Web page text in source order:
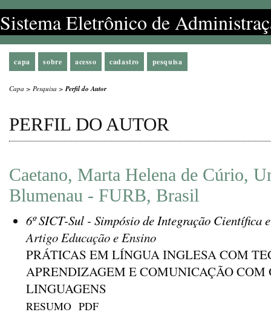
Sistema Eletrônico de
capa sobre acesso cadastro pesquisa
Capa > Pesquisa >Perfil do Autor
PERFIL DO AUTOR
Caetano, Marta Helena de Cúrio,
Blumenau - FURB, Brasil
6º SICT-Sul - Simpósio de Integração Científica
Artigo Educação e Ensino
PRÁTICAS EM LÍNGUA INGLESA COM
APRENDIZAGEM E COMUNICAÇÃO
LINGUAGENS
RESUMO PDF